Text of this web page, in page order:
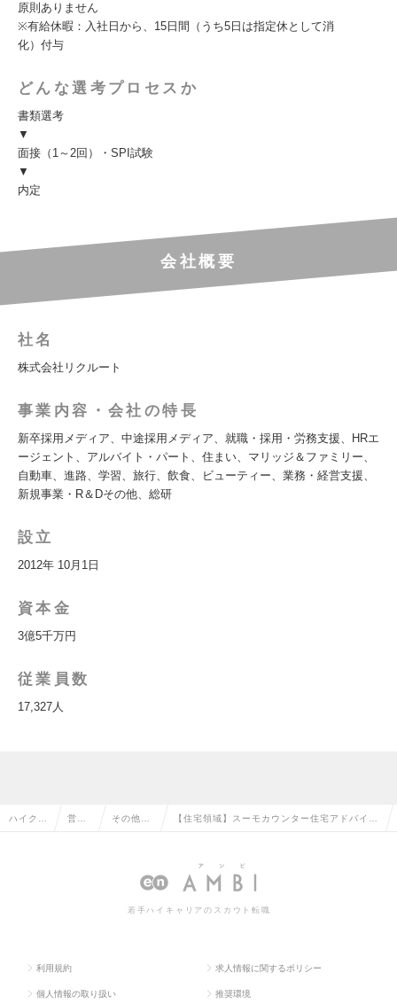
原則ありません
※有給休暇：入社日から、15日間（うち5日は指定休として消
化）付与
どんな選考プロセスか
書類選考
▼
面接（1～2回）・SPI試験
▼
内定
会社概要
社名
株式会社リクルート
事業内容・会社の特長
新卒採用メディア、中途採用メディア、就職・採用・労務支援、HRエ
ージェント、アルバイト・パート、住まい、マリッジ＆ファミリー、
自動車、進路、学習、旅行、飲食、ビューティー、業務・経営支援、
新規事業・R＆Dその他、総研
設立
2012年 10月1日
資本金
3億5千万円
従業員数
17,327人
ハイクラ 営業 その他、 【住宅領域】スーモカウンター住宅アドバイザ
日の求人情報
若手ハイキャリアのスカウト転職
利用規約 求人情報に関するポリシー
個人情報の取り扱い 推奨環境